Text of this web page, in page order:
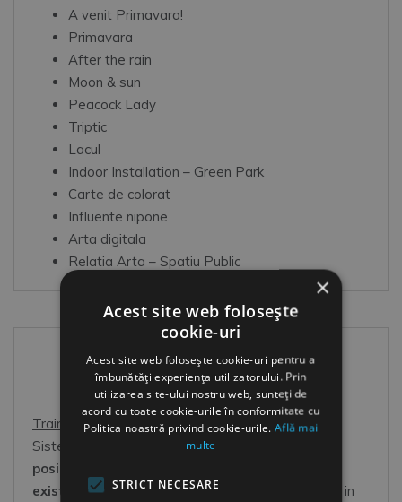
A venit Primavara!
Primavara
After the rain
Moon & sun
Peacock Lady
Triptic
Lacul
Indoor Installation – Green Park
Carte de colorat
Influente nipone
Arta digitala
Relatia Arta – Spatiu Public
HR Shop
Training online HR
Sistem online de dezvoltare OOO:
posibil
exista o conexiune la net(acasa, in pauza la job, in
×
Acest site web folosește
cookie-uri
Acest site web folosește cookie-uri pentru a
îmbunătăți experiența utilizatorului. Prin
utilizarea site-ului nostru web, sunteți de
acord cu toate cookie-urile în conformitate cu
Politica noastră privind cookie-urile.Află mai
multe
STRICT NECESARE